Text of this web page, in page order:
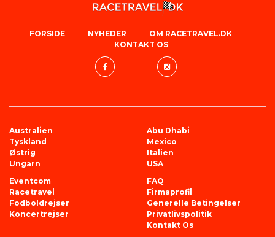
FORSIDE NYHEDER
OM RACETRAVEL.DK
KONTAKT OS
Australien
Tyskland
Østrig
Ungarn
Abu Dhabi
Mexico
Italien
USA
Eventcom
Racetravel
Fodboldrejser
Koncertrejser
FAQ
Firmaprofil
Generelle Betingelser
Privatlivspolitik
Kontakt Os